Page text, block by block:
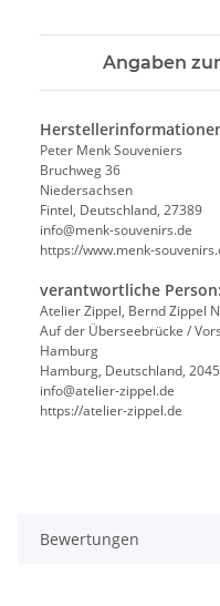
Angaben
Peter Menk Souveniers
Bruchweg 36
Niedersachsen
Fintel, Deutschland, 27389
info@menk-souvenirs.de
https://www.menk-
verantwortliche Person:
Atelier Zippel, Bernd Zippel
Auf der Überseebrücke /
Hamburg
Hamburg, Deutschland,
info@atelier-zippel.de
https://atelier-zippel.de
Bewertungen